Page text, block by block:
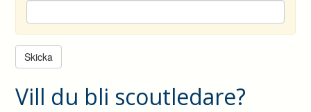
Vill du bli scoutledare?